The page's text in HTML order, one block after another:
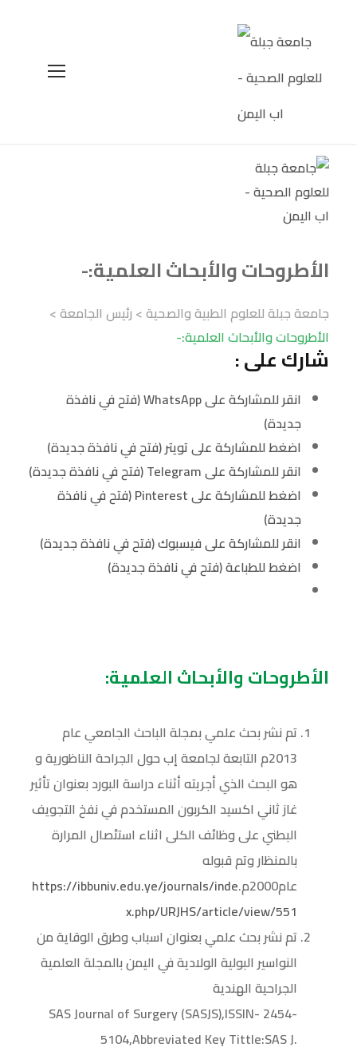
الأطروحات والأبحاث العلمية:-
جامعة جبلة للعلوم الطبية والصحية> رئيس الجامعة>
الأطروحات والأبحاث العلمية:-
شارك على :
انقر للمشاركة على WhatsApp (فتح في نافذة
جديدة)
اضغط للمشاركة على تويتر (فتح في نافذة جديدة)
انقر للمشاركة على Telegram (فتح في نافذة جديدة)
اضغط للمشاركة على Pinterest (فتح في نافذة
جديدة)
انقر للمشاركة على فيسبوك (فتح في نافذة جديدة)
اضغط للطباعة (فتح في نافذة جديدة)
الأطروحات والأبحاث العلمية:
تم نشر بحث علمي بمجلة الباحث الجامعي عام
2013م التابعة لجامعة إب حول الجراحة الناظورية و
هو البحث الذي أجريته أثناء دراسة البورد بعنوان تأثير
غاز ثاني اكسيد الكربون المستخدم في نفخ التجويف
البطني على وظائف الكلى اثناء استئصال المرارة
بالمنظار وتم قبوله
عام2000م.
https://ibbuniv.edu.ye/journals/inde
x.php/URJHS/article/view/551
تم نشر بحث علمي بعنوان اسباب وطرق الوقاية من
النواسير البولية الولادية في اليمن بالمجلة العلمية
الجراحية الهندية
SAS Journal of Surgery (SASJS),ISSIN- 2454-
5104,Abbreviated Key Tittle:SAS J.